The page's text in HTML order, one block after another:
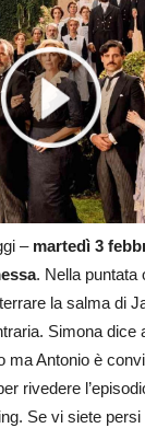
– martedì 3
. Nella puntata
la salma di
Simona dice
ma Antonio è
rivedere
Se vi siete